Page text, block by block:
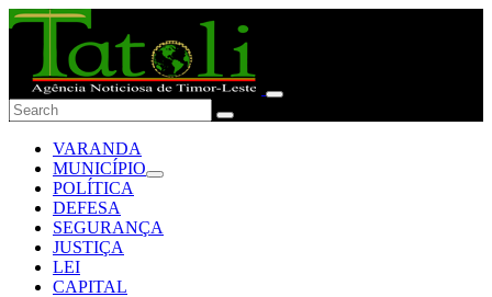
VARANDA
MUNICÍPIO
POLÍTICA
DEFESA
SEGURANÇA
JUSTIÇA
LEI
CAPITAL